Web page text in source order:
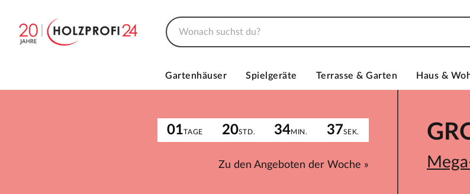
Gartenhäuser Spielgeräte Terrasse & Garten Haus &
01TAGE 20STD. 34MIN. 37SEK.
Zu den Angeboten der Woche »